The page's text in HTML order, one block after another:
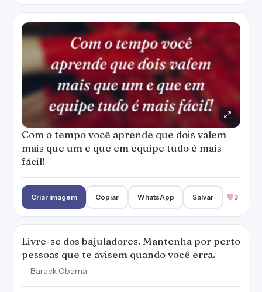
Com o tempo você aprende que dois valem
mais que um e que em equipe tudo é mais
fácil!
Criar imagem Copiar WhatsApp Salvar 3
Livre-se dos bajuladores. Mantenha por perto
pessoas que te avisem quando você erra.
— Barack Obama